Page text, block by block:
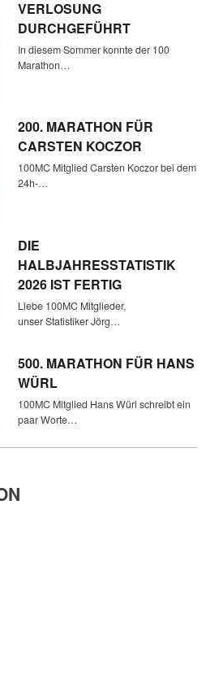
VERLOSUNG
DURCHGEFÜHRT
In diesem Sommer konnte der 100
Marathon…
200. MARATHON FÜR
CARSTEN KOCZOR
100MC Mitglied Carsten Koczor bei dem
24h-…
DIE
HALBJAHRESSTATISTIK
2026 IST FERTIG
Liebe 100MC Mitglieder,
unser Statistiker Jörg…
500. MARATHON FÜR HANS
WÜRL
100MC Mitglied Hans Würl schreibt ein
paar Worte…